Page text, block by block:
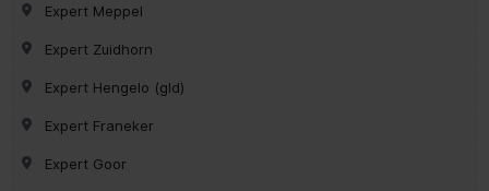
Expert Meppel
Expert Zuidhorn
Expert Hengelo (gld)
Expert Franeker
Expert Goor